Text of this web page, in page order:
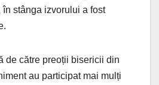
stânga izvorului a fost
de către preoții bisericii din
au participat mai mulți